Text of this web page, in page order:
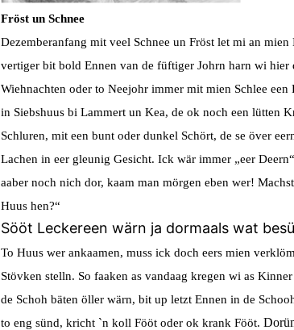
Fröst un Schnee
Dezemberanfang mit veel Schnee un Fröst let mi an
vertiger bit bold Ennen van de füftiger Johrn harn wi hier
Wiehnachten oder to Neejohr immer mit mien Schlee een
in Siebshuus bi Lammert un Kea, de ok noch een lütten
Schluren, mit een bunt oder dunkel Schört, de se över
Lachen in eer gleunig Gesicht. Ick wär immer „eer
aaber noch nich dor, kaam man mörgen eben wer!
Huus hen?“
Sööt Leckereen wärn ja dormaals wat
To Huus wer ankaamen, muss ick doch eers mien
Stövken stelln. So faaken as vandaag kregen wi as
de Schoh bäten öller wärn, bit up letzt Ennen in de
to eng sünd, kricht `n koll Fööt oder ok krank Fööt.